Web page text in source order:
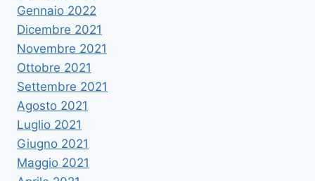
Gennaio 2022
Dicembre 2021
Novembre 2021
Ottobre 2021
Settembre 2021
Agosto 2021
Luglio 2021
Giugno 2021
Maggio 2021